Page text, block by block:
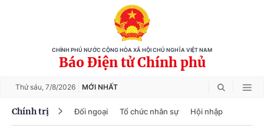
CHÍNH PHỦ NƯỚC CỘNG HÒA XÃ HỘI CHỦ NGHĨA VIỆT NAM
Báo Điện tử Chính phủ
Thứ sáu, 7/8/2026 MỚI NHẤT
Chính trị Đối ngoại Tổ chức nhân sự Hội nhập